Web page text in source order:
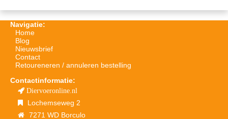
Navigatie:
Home
Blog
Nieuwsbrief
Contact
Retoureneren / annuleren bestelling
Contactinformatie:
Diervoeronline.nl
Lochemseweg 2
7271 WD Borculo